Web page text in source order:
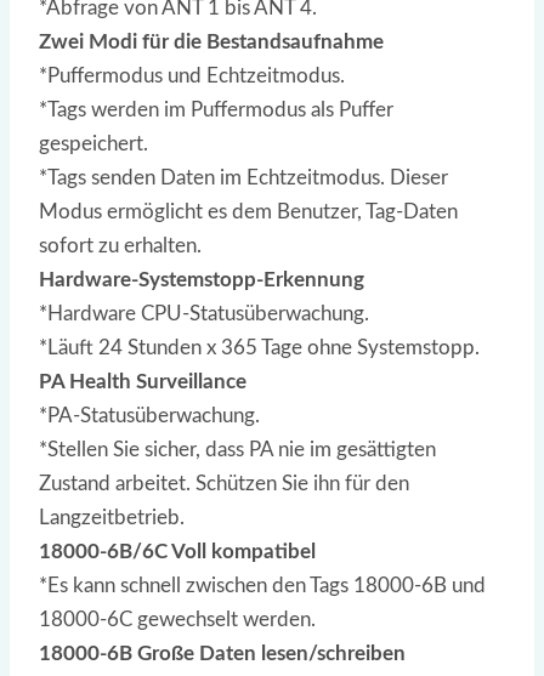
*Abfrage von ANT 1 bis ANT 4.
Zwei Modi für die Bestandsaufnahme
*Puffermodus und Echtzeitmodus.
*Tags werden im Puffermodus als Puffer
gespeichert.
*Tags senden Daten im Echtzeitmodus. Dieser
Modus ermöglicht es dem Benutzer, Tag-Daten
sofort zu erhalten.
Hardware-Systemstopp-Erkennung
*Hardware CPU-Statusüberwachung.
*Läuft 24 Stunden x 365 Tage ohne Systemstopp.
PA Health Surveillance
*PA-Statusüberwachung.
*Stellen Sie sicher, dass PA nie im gesättigten
Zustand arbeitet. Schützen Sie ihn für den
Langzeitbetrieb.
18000-6B/6C Voll kompatibel
*Es kann schnell zwischen den Tags 18000-6B und
18000-6C gewechselt werden.
18000-6B Große Daten lesen/schreiben